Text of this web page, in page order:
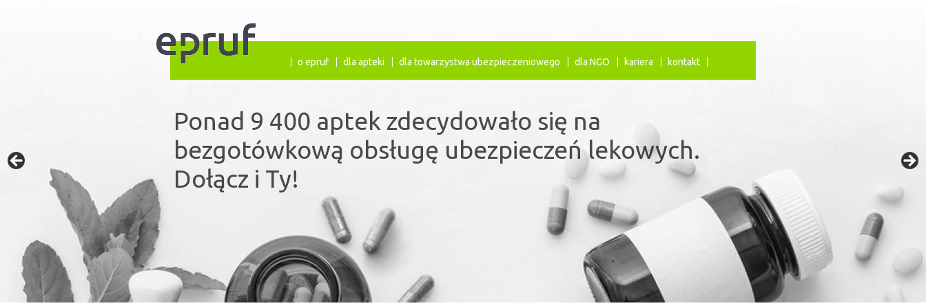
Ponad 9 400 aptek zdecydowało się na
bezgotówkową obsługę ubezpieczeń lekowych.
Dołącz i Ty!
Prywatne ubezpieczenia lekowe uzupełniają
publiczny system refundacji leków.
o epruf dla apteki dla towarzystwa ubezpieczeniowego dla NGO kariera kontakt